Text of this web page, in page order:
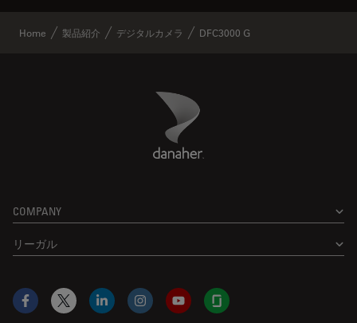
Home 製品紹介 デジタルカメラ DFC3000 G
Danaher Logo
COMPANY
リーガル
Facebook
X LinkedInInstagramYouTubeGlassdoor